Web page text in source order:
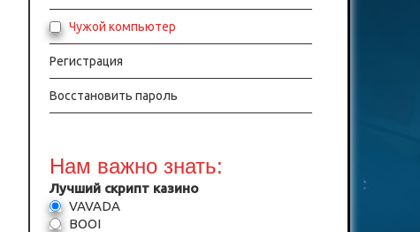
Чужой компьютер
Регистрация
Восстановить пароль
Нам важно знать:
Лучший скрипт казино
VAVADA
BOOI